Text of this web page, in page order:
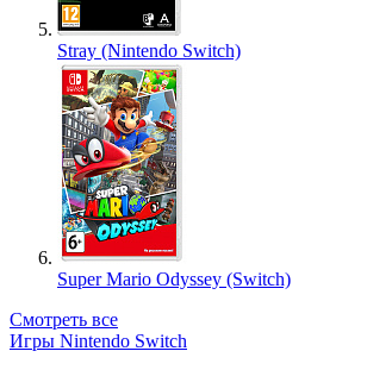
Stray (Nintendo Switch)
Super Mario Odyssey (Switch)
Смотреть все
Игры Nintendo Switch